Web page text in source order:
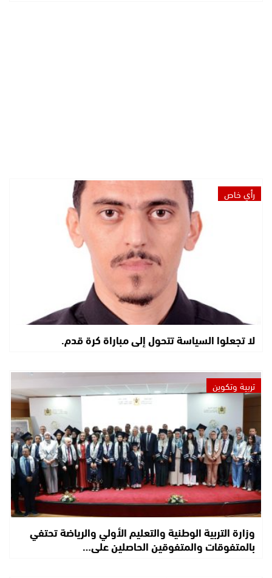
رأي خاص
لا تجعلوا السياسة تتحول إلى مباراة كرة قدم.
تربية وتكوين
وزارة التربية الوطنية والتعليم الأولي والرياضة تحتفي
بالمتفوقات والمتفوقين الحاصلين على…